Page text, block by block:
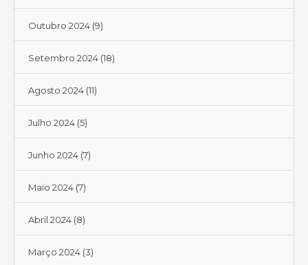
Outubro 2024 (9)
Setembro 2024 (18)
Agosto 2024 (11)
Julho 2024 (5)
Junho 2024 (7)
Maio 2024 (7)
Abril 2024 (8)
Março 2024 (3)